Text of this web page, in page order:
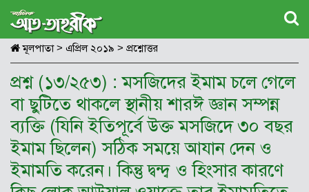
মূলপাতা> এপ্রিল ২০১৯ > প্রশ্নোত্তর
প্রশ্ন (১৩/২৫৩) : মসজিদের ইমাম চলে গেলে
বা ছুটিতে থাকলে স্থানীয় শারঈ জ্ঞান সম্পন্ন
ব্যক্তি (যিনি ইতিপূর্বে উক্ত মসজিদে ৩০ বছর
ইমাম ছিলেন) সঠিক সময়ে আযান দেন ও
ইমামতি করেন। কিন্তু দ্বন্দ্ব ও হিংসার কারণে